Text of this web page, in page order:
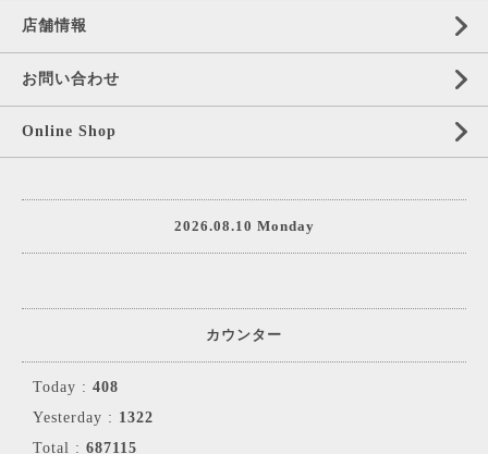
店舗情報
お問い合わせ
Online Shop
2026.08.10 Monday
カウンター
Today : 408
Yesterday : 1322
Total : 687115